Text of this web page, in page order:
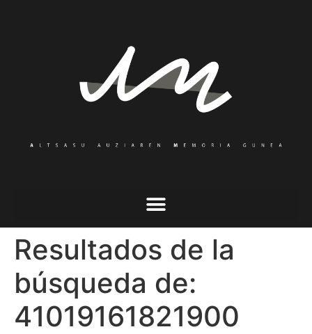
Resultados de la
búsqueda de:
41019161821900